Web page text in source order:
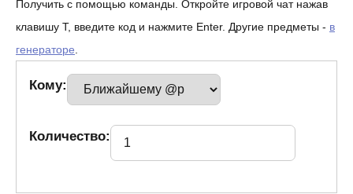
Получить с помощью команды. Откройте игровой чат нажав
клавишу T, введите код и нажмите Enter. Другие предметы - в
генераторе.
Кому:
Количество: